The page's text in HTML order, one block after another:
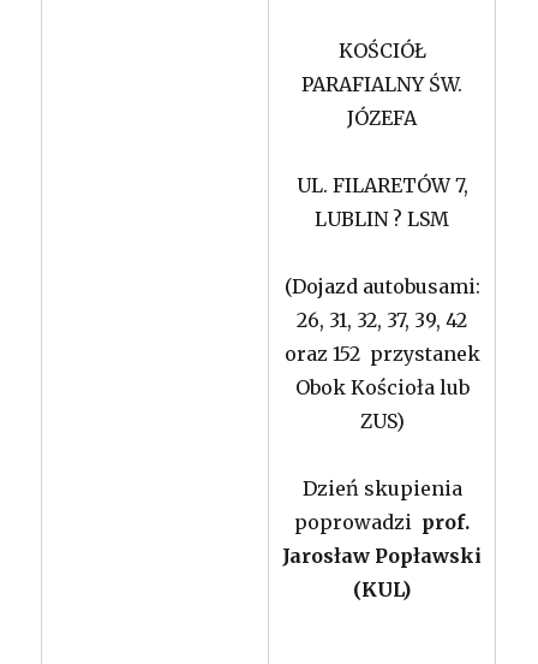
KOŚCIÓŁ
PARAFIALNY ŚW.
JÓZEFA
UL. FILARETÓW 7,
LUBLIN ? LSM
(Dojazd autobusami:
26, 31, 32, 37, 39, 42
oraz 152 przystanek
Obok Kościoła lub
ZUS)
Dzień skupienia
poprowadzi prof.
Jarosław Popławski
(KUL)